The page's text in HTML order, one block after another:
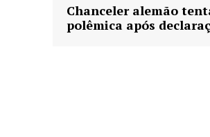
Chanceler alemão
polêmica após